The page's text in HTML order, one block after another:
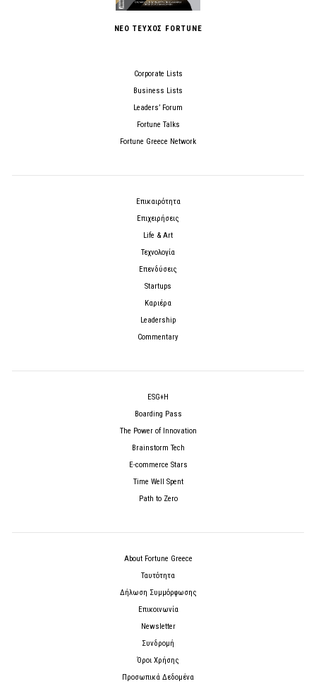
ΝΕΟ ΤΕΥΧΟΣ FORTUNE
Corporate Lists
Business Lists
Leaders’ Forum
Fortune Talks
Fortune Greece Network
Επικαιρότητα
Επιχειρήσεις
Life & Art
Τεχνολογία
Επενδύσεις
Startups
Καριέρα
Leadership
Commentary
ESG+H
Boarding Pass
The Power of Innovation
Brainstorm Tech
E-commerce Stars
Time Well Spent
Path to Zero
About Fortune Greece
Ταυτότητα
Δήλωση Συμμόρφωσης
Επικοινωνία
Newsletter
Συνδρομή
Όροι Χρήσης
Προσωπικά Δεδομένα